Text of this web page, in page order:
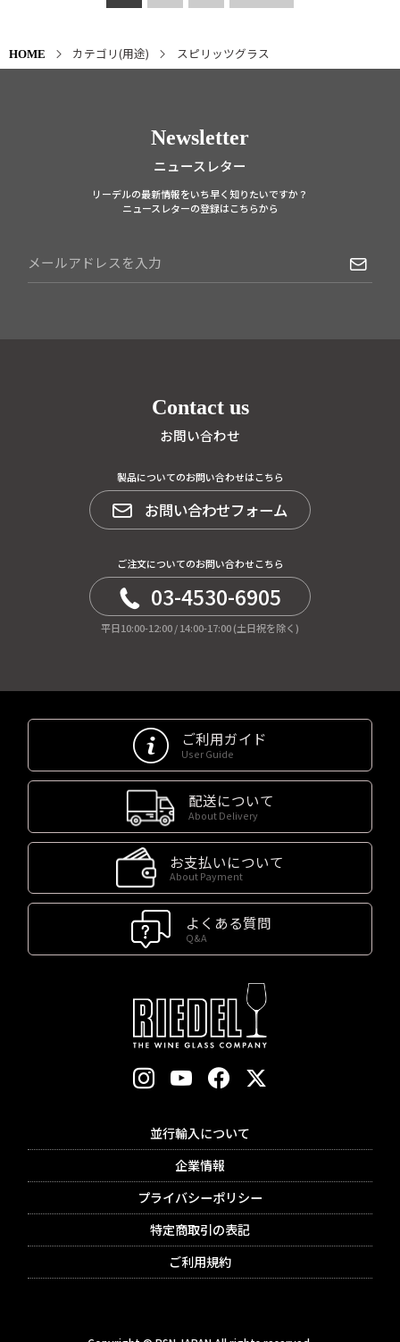
HOME カテゴリ(用途) スピリッツグラス
Newsletter
ニュースレター
リーデルの最新情報をいち早く知りたいですか？
ニュースレターの登録はこちらから
Contact us
お問い合わせ
製品についてのお問い合わせはこちら
お問い合わせフォーム
ご注文についてのお問い合わせこちら
03-4530-6905
平日10:00-12:00 / 14:00-17:00 (土日祝を除く)
ご利用ガイド
User Guide
配送について
About Delivery
お支払いについて
About Payment
よくある質問
Q&A
並行輸入について
企業情報
プライバシーポリシー
特定商取引の表記
ご利用規約